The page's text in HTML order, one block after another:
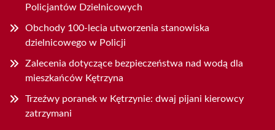
Policjantów Dzielnicowych
Obchody 100-lecia utworzenia stanowiska
dzielnicowego w Policji
Zalecenia dotyczące bezpieczeństwa nad wodą dla
mieszkańców Kętrzyna
Trzeźwy poranek w Kętrzynie: dwaj pijani kierowcy
zatrzymani